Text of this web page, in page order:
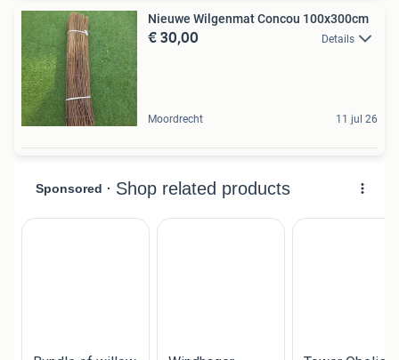
Nieuwe Wilgenmat Concou 100x300cm
€ 30,00 Details
Moordrecht 11 jul 26